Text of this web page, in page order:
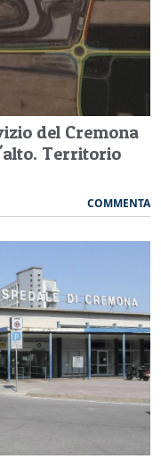
del Cremona
Territorio
COMMENTA